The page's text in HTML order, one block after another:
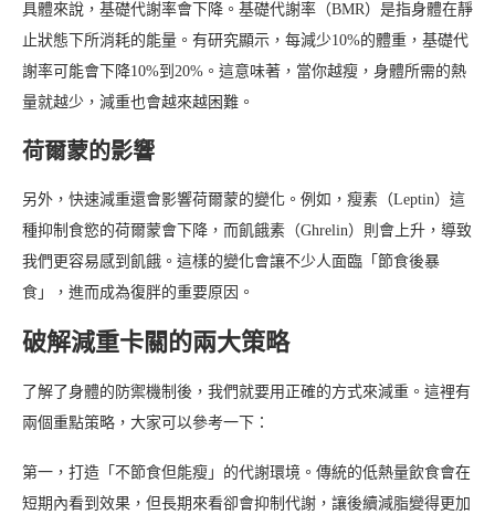
具體來說，基礎代謝率會下降。基礎代謝率（BMR）是指身體在靜
止狀態下所消耗的能量。有研究顯示，每減少10%的體重，基礎代
謝率可能會下降10%到20%。這意味著，當你越瘦，身體所需的熱
量就越少，減重也會越來越困難。
荷爾蒙的影響
另外，快速減重還會影響荷爾蒙的變化。例如，瘦素（Leptin）這
種抑制食慾的荷爾蒙會下降，而飢餓素（Ghrelin）則會上升，導致
我們更容易感到飢餓。這樣的變化會讓不少人面臨「節食後暴
食」，進而成為復胖的重要原因。
破解減重卡關的兩大策略
了解了身體的防禦機制後，我們就要用正確的方式來減重。這裡有
兩個重點策略，大家可以參考一下：
第一，打造「不節食但能瘦」的代謝環境。傳統的低熱量飲食會在
短期內看到效果，但長期來看卻會抑制代謝，讓後續減脂變得更加